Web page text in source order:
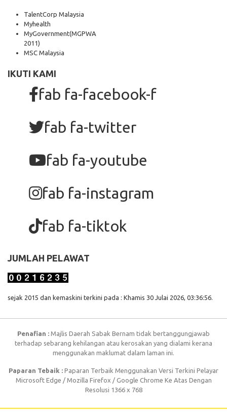
TalentCorp Malaysia
Myhealth
MyGovernment(MGPWA
2011)
MSC Malaysia
IKUTI KAMI
fab fa-facebook-f
fab fa-twitter
fab fa-youtube
fab fa-instagram
fab fa-tiktok
JUMLAH PELAWAT
sejak 2015 dan kemaskini terkini pada : Khamis 30 Julai 2026, 03:36:56.
Penafian : Majlis Daerah Sabak Bernam tidak bertanggungjawab
terhadap sebarang kehilangan atau kerosakan yang dialami kerana
menggunakan maklumat dalam laman ini.
Paparan Tebaik : Paparan Terbaik Menggunakan Versi Terkini Pelayar
Microsoft Edge / Mozilla Firefox / Google Chrome Ke Atas Dengan
Resolusi 1366 x 768